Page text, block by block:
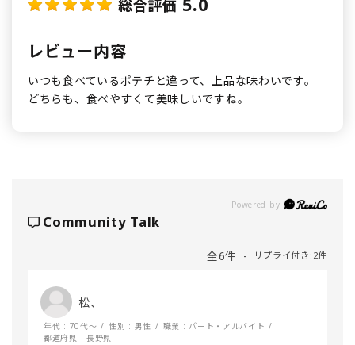
総合評価
レビュー内容
いつも食べているポテチと違って、上品な味わいです。
どちらも、食べやすくて美味しいですね。
Powered by
Community Talk
全6件 リプライ付き:2件
松、
年代 : 70代～ 性別 : 男性
職業 : パート・アルバイト
都道府県 : 長野県